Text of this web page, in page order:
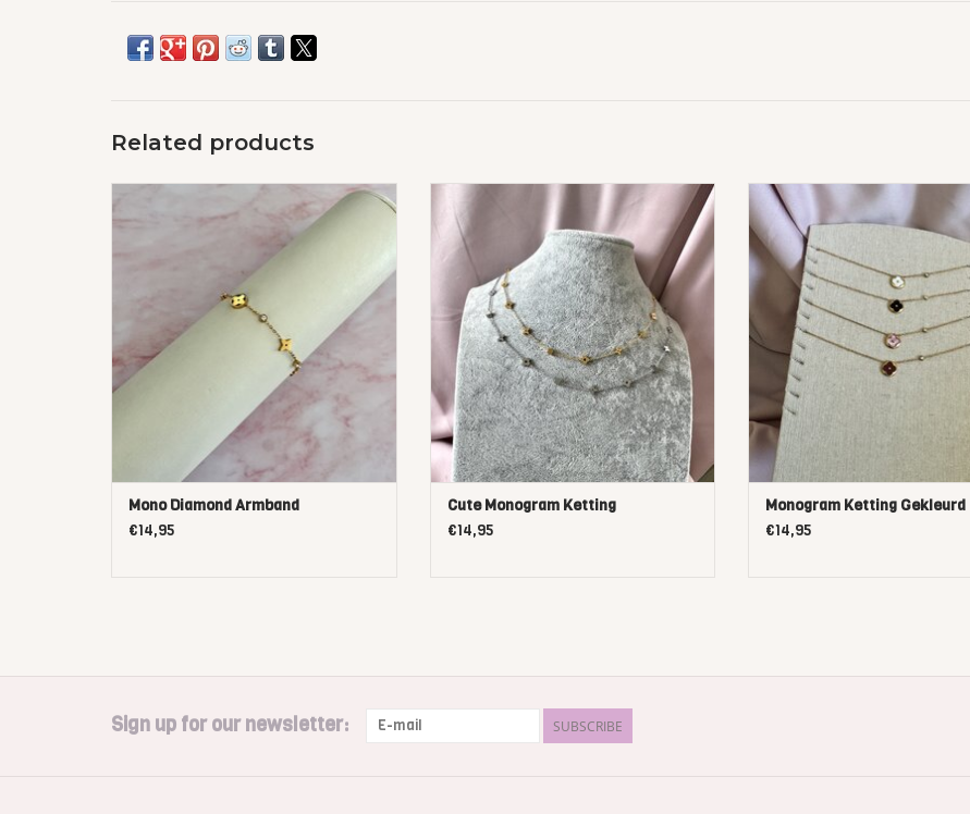
Related products
Mono Diamond Armband
€14,95
Cute Monogram Ketting
ADD TO CART
Cute Monogram Ketting
€14,95
Monogram Ketting Gekleurd
ADD TO CART
Monogram Ketting Gekleurd
€14,95
Sign up for our newsletter: SUBSCRIBE